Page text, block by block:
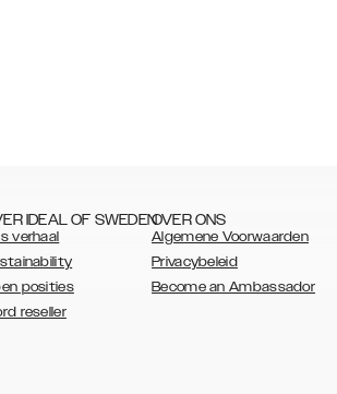
IDEAL OF SWEDEN
verhaal
posities
reseller
OVER ONS
Algemene Voorwaarden
Privacybeleid
Become an Ambassador